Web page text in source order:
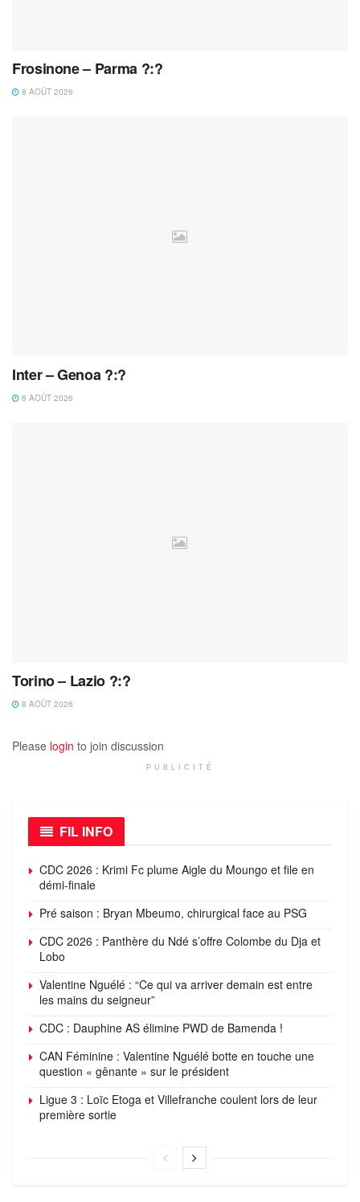
Frosinone – Parma ?:?
8 AOÛT 2026
Inter – Genoa ?:?
8 AOÛT 2026
Torino – Lazio ?:?
8 AOÛT 2026
Please login to join discussion
PUBLICITÉ
FIL INFO
CDC 2026 : Krimi Fc plume Aigle du Moungo et file en
démi-finale
Pré saison : Bryan Mbeumo, chirurgical face au PSG
CDC 2026 : Panthère du Ndé s’offre Colombe du Dja et
Lobo
Valentine Nguélé : “Ce qui va arriver demain est entre
les mains du seigneur”
CDC : Dauphine AS élimine PWD de Bamenda !
CAN Féminine : Valentine Nguélé botte en touche une
question « gênante » sur le président
Ligue 3 : Loïc Etoga et Villefranche coulent lors de leur
première sortie